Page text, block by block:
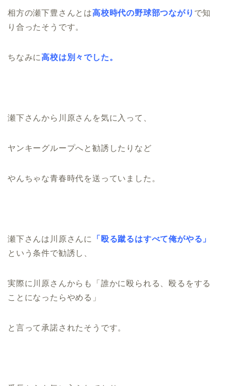
相方の瀬下豊さんとは高校時代の野球部つながり で知
り合ったそうです。
ちなみに高校は別々でした。
瀬下さんから川原さんを気に入って、
ヤンキーグループへと勧誘したりなど
やんちゃな青春時代を送っていました。
瀬下さんは川原さんに
「殴る蹴るはすべて俺がやる」
という条件で勧誘し、
実際に川原さんからも「誰かに殴られる、殴るをする
ことになったらやめる」
と言って承諾されたそうです。